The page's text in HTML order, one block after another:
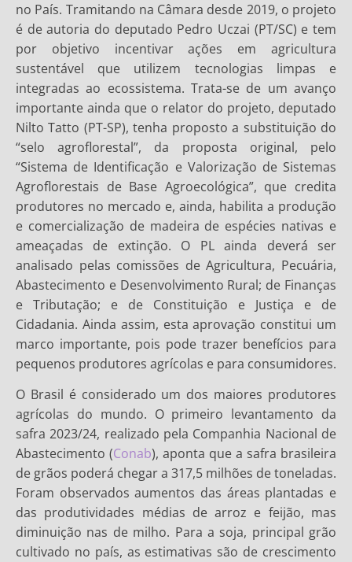
no País. Tramitando na Câmara desde 2019, o projeto
é de autoria do deputado Pedro Uczai (PT/SC) e tem
por objetivo incentivar ações em agricultura
sustentável que utilizem tecnologias limpas e
integradas ao ecossistema. Trata-se de um avanço
importante ainda que o relator do projeto, deputado
Nilto Tatto (PT-SP), tenha proposto a substituição do
“selo agroflorestal”, da proposta original, pelo
“Sistema de Identificação e Valorização de Sistemas
Agroflorestais de Base Agroecológica”, que credita
produtores no mercado e, ainda, habilita a produção
e comercialização de madeira de espécies nativas e
ameaçadas de extinção. O PL ainda deverá ser
analisado pelas comissões de Agricultura, Pecuária,
Abastecimento e Desenvolvimento Rural; de Finanças
e Tributação; e de Constituição e Justiça e de
Cidadania. Ainda assim, esta aprovação constitui um
marco importante, pois pode trazer benefícios para
pequenos produtores agrícolas e para consumidores.
O Brasil é considerado um dos maiores produtores
agrícolas do mundo. O primeiro levantamento da
safra 2023/24, realizado pela Companhia Nacional de
Abastecimento (Conab), aponta que a safra brasileira
de grãos poderá chegar a 317,5 milhões de toneladas.
Foram observados aumentos das áreas plantadas e
das produtividades médias de arroz e feijão, mas
diminuição nas de milho. Para a soja, principal grão
cultivado no país, as estimativas são de crescimento